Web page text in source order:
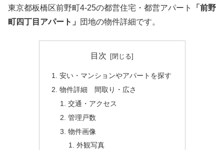
東京都板橋区前野町4-25の都営住宅・都営アパート
「前野
町四丁目アパート」
団地の物件詳細です。
目次
安い・マンションやアパートを探す
物件詳細 間取り・広さ
交通・アクセス
管理戸数
物件画像
外観写真